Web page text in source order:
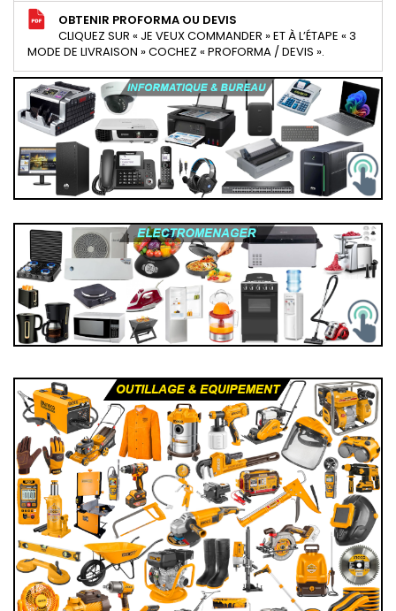
OBTENIR PROFORMA OU DEVIS
CLIQUEZ SUR « JE VEUX COMMANDER » ET À L’ÉTAPE « 3
MODE DE LIVRAISON » COCHEZ « PROFORMA / DEVIS ».